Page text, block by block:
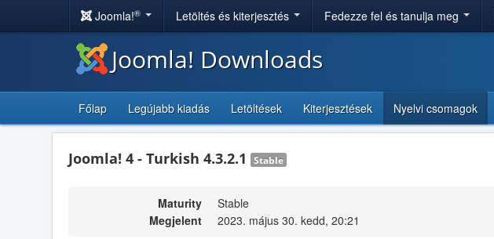
Joomla!® Letöltés és kiterjesztés Fedezze fel és tanulja meg
Joomla! Downloads
Főlap Legújabb kiadás Letöltések Kiterjesztések Nyelvi csomagok
Joomla! 4 - Turkish 4.3.2.1 Stable
Maturity
Stable
Megjelent
2023. május 30. kedd, 20:21